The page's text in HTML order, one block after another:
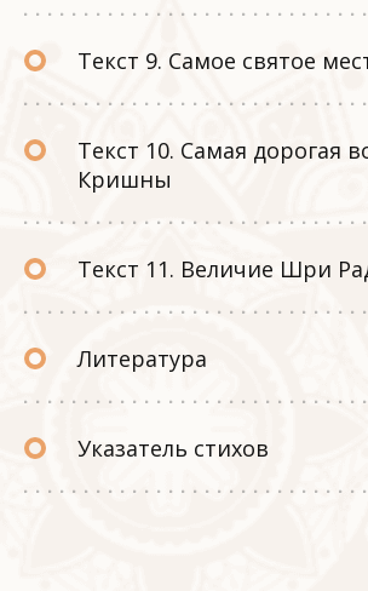
Текст 9. Самое святое
Текст 10. Самая дорогая
Кришны
Текст 11. Величие Шри
Литература
Указатель стихов